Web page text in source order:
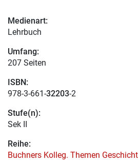
Medienart:
Lehrbuch
Umfang:
207 Seiten
ISBN:
978-3-661-32203-2
Stufe(n):
Sek II
Reihe:
Buchners Kolleg. Themen